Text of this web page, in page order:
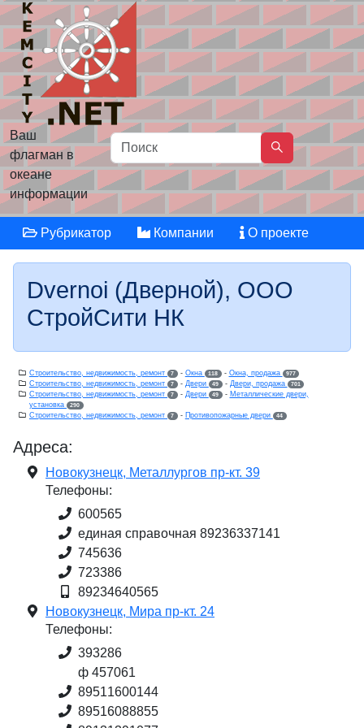
Ваш
флагман в
океане
информации
Рубрикатор Компании О проекте
Dvernoi (Дверной), ООО
СтройСити НК
Строительство, недвижимость, ремонт 7 - Окна 118 - Окна, продажа 977
Строительство, недвижимость, ремонт 7 - Двери 49 - Двери, продажа 701
Строительство, недвижимость, ремонт 7 - Двери 49 - Металлические двери,
установка
290
Строительство, недвижимость, ремонт 7 - Противопожарные двери 44
Адреса:
Новокузнецк, Металлургов пр-кт. 39
Телефоны:
600565
единая справочная 89236337141
745636
723386
89234640565
Новокузнецк, Мира пр-кт. 24
Телефоны:
393286
ф 457061
89511600144
89516088855